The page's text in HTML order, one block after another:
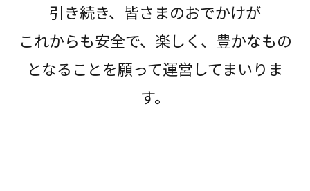
引き続き、皆さまのおでかけが
これからも安全で、楽しく、豊かなもの
となることを願って運営してまいりま
す。